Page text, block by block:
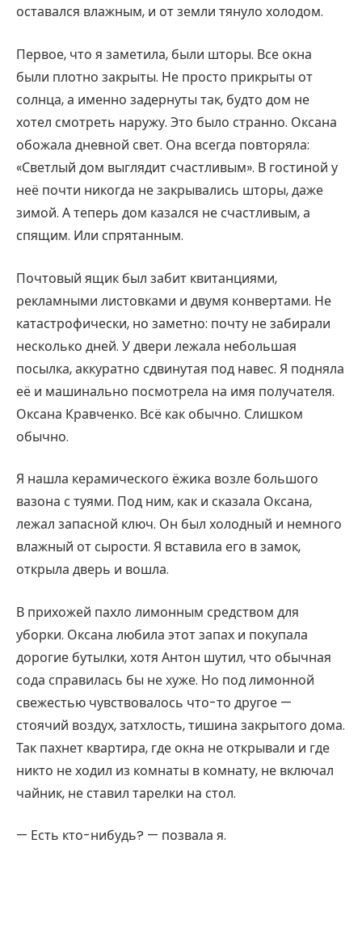
оставался влажным, и от земли тянуло холодом.
Первое, что я заметила, были шторы. Все окна
были плотно закрыты. Не просто прикрыты от
солнца, а именно задернуты так, будто дом не
хотел смотреть наружу. Это было странно. Оксана
обожала дневной свет. Она всегда повторяла:
«Светлый дом выглядит счастливым». В гостиной у
неё почти никогда не закрывались шторы, даже
зимой. А теперь дом казался не счастливым, а
спящим. Или спрятанным.
Почтовый ящик был забит квитанциями,
рекламными листовками и двумя конвертами. Не
катастрофически, но заметно: почту не забирали
несколько дней. У двери лежала небольшая
посылка, аккуратно сдвинутая под навес. Я подняла
её и машинально посмотрела на имя получателя.
Оксана Кравченко. Всё как обычно. Слишком
обычно.
Я нашла керамического ёжика возле большого
вазона с туями. Под ним, как и сказала Оксана,
лежал запасной ключ. Он был холодный и немного
влажный от сырости. Я вставила его в замок,
открыла дверь и вошла.
В прихожей пахло лимонным средством для
уборки. Оксана любила этот запах и покупала
дорогие бутылки, хотя Антон шутил, что обычная
сода справилась бы не хуже. Но под лимонной
свежестью чувствовалось что-то другое —
стоячий воздух, затхлость, тишина закрытого дома.
Так пахнет квартира, где окна не открывали и где
никто не ходил из комнаты в комнату, не включал
чайник, не ставил тарелки на стол.
— Есть кто-нибудь? — позвала я.